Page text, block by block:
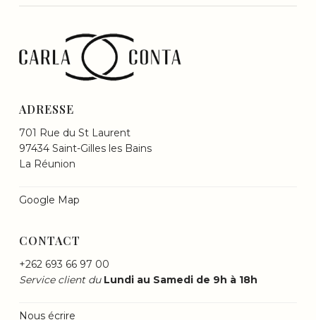
ADRESSE
701 Rue du St Laurent
97434 Saint-Gilles les Bains
La Réunion
Google Map
CONTACT
+262 693 66 97 00
Service client du Lundi au Samedi de 9h à 18h
Nous écrire